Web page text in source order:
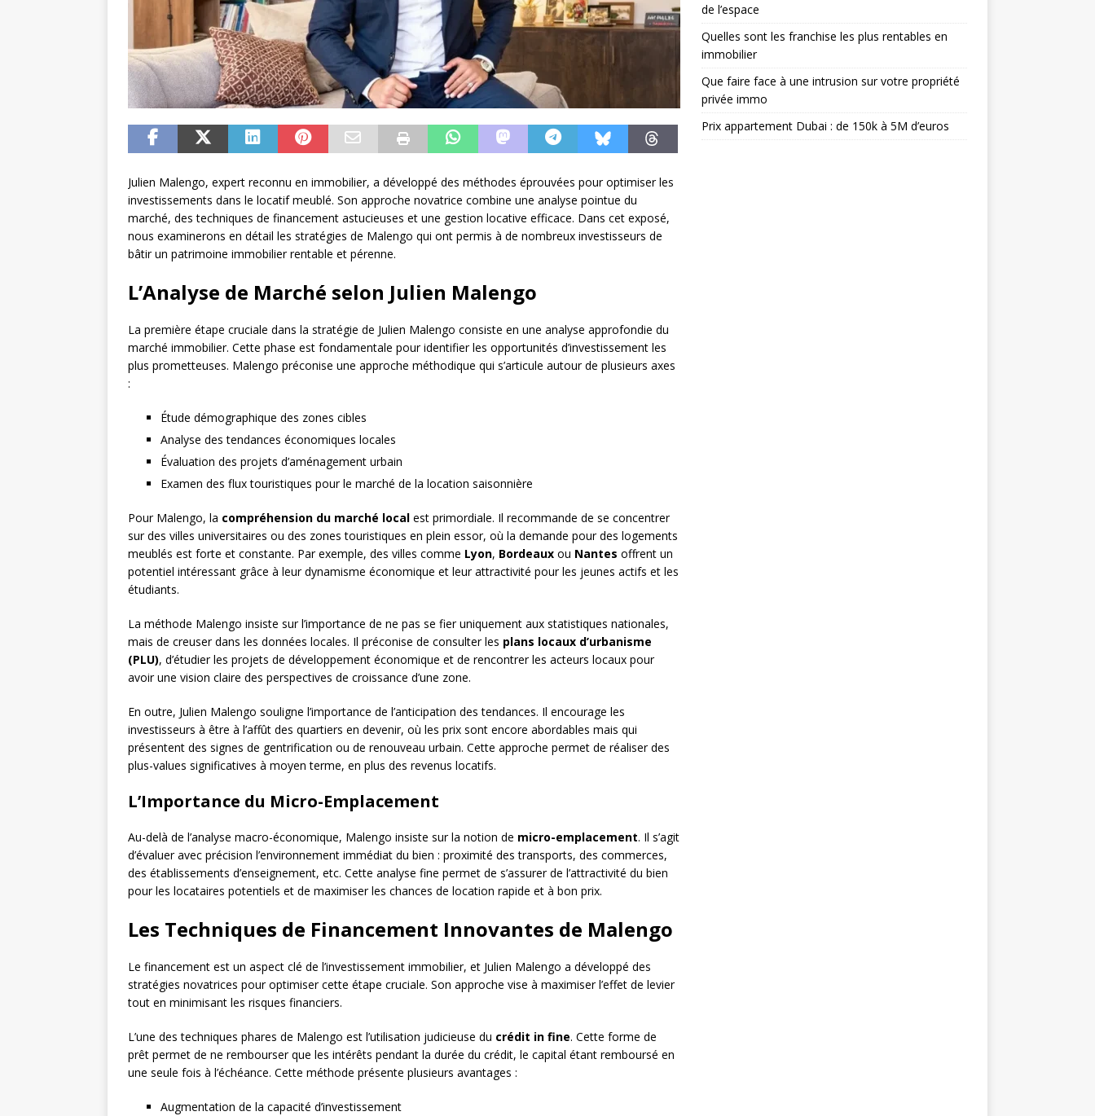
Julien Malengo, expert reconnu en immobilier, a développé des méthodes éprouvées pour optimiser les
investissements dans le locatif meublé. Son approche novatrice combine une analyse pointue du
marché, des techniques de financement astucieuses et une gestion locative efficace. Dans cet exposé,
nous examinerons en détail les stratégies de Malengo qui ont permis à de nombreux investisseurs de
bâtir un patrimoine immobilier rentable et pérenne.
L’Analyse de Marché selon Julien Malengo
La première étape cruciale dans la stratégie de Julien Malengo consiste en une analyse approfondie du
marché immobilier. Cette phase est fondamentale pour identifier les opportunités d’investissement les
plus prometteuses. Malengo préconise une approche méthodique qui s’articule autour de plusieurs axes
:
Étude démographique des zones cibles
Analyse des tendances économiques locales
Évaluation des projets d’aménagement urbain
Examen des flux touristiques pour le marché de la location saisonnière
Pour Malengo, la compréhension du marché local est primordiale. Il recommande de se concentrer
sur des villes universitaires ou des zones touristiques en plein essor, où la demande pour des logements
meublés est forte et constante. Par exemple, des villes comme Lyon, Bordeaux ou Nantes offrent un
potentiel intéressant grâce à leur dynamisme économique et leur attractivité pour les jeunes actifs et les
étudiants.
La méthode Malengo insiste sur l’importance de ne pas se fier uniquement aux statistiques nationales,
mais de creuser dans les données locales. Il préconise de consulter les plans locaux d’urbanisme
(PLU), d’étudier les projets de développement économique et de rencontrer les acteurs locaux pour
avoir une vision claire des perspectives de croissance d’une zone.
En outre, Julien Malengo souligne l’importance de l’anticipation des tendances. Il encourage les
investisseurs à être à l’affût des quartiers en devenir, où les prix sont encore abordables mais qui
présentent des signes de gentrification ou de renouveau urbain. Cette approche permet de réaliser des
plus-values significatives à moyen terme, en plus des revenus locatifs.
L’Importance du Micro-Emplacement
Au-delà de l’analyse macro-économique, Malengo insiste sur la notion de micro-emplacement. Il s’agit
d’évaluer avec précision l’environnement immédiat du bien : proximité des transports, des commerces,
des établissements d’enseignement, etc. Cette analyse fine permet de s’assurer de l’attractivité du bien
pour les locataires potentiels et de maximiser les chances de location rapide et à bon prix.
Les Techniques de Financement Innovantes de Malengo
Le financement est un aspect clé de l’investissement immobilier, et Julien Malengo a développé des
stratégies novatrices pour optimiser cette étape cruciale. Son approche vise à maximiser l’effet de levier
tout en minimisant les risques financiers.
L’une des techniques phares de Malengo est l’utilisation judicieuse du crédit in fine. Cette forme de
prêt permet de ne rembourser que les intérêts pendant la durée du crédit, le capital étant remboursé en
une seule fois à l’échéance. Cette méthode présente plusieurs avantages :
Augmentation de la capacité d’investissement
de l’espace
Quelles sont les franchise les plus rentables en
immobilier
Que faire face à une intrusion sur votre propriété
privée immo
Prix appartement Dubai : de 150k à 5M d’euros